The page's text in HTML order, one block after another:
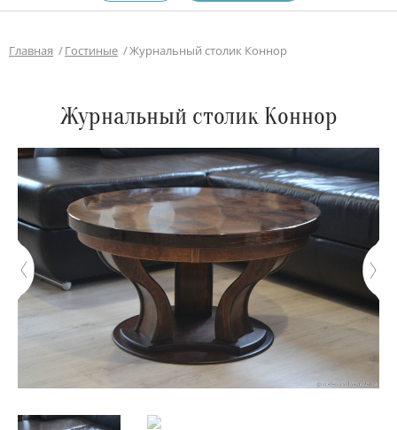
Главная Гостиные Журнальный столик Коннор
Журнальный столик Коннор